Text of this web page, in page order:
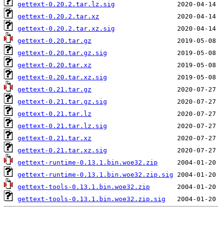
gettext-0.20.2.tar.lz.sig
gettext-0.20.2.tar.xz
gettext-0.20.2.tar.xz.sig
gettext-0.20.tar.gz
gettext-0.20.tar.gz.sig
gettext-0.20.tar.xz
gettext-0.20.tar.xz.sig
gettext-0.21.tar.gz
gettext-0.21.tar.gz.sig
gettext-0.21.tar.lz
gettext-0.21.tar.lz.sig
gettext-0.21.tar.xz
gettext-0.21.tar.xz.sig
gettext-runtime-0.13.1.bin.woe32.zip
gettext-runtime-0.13.1.bin.woe32.zip.sig
gettext-tools-0.13.1.bin.woe32.zip
gettext-tools-0.13.1.bin.woe32.zip.sig